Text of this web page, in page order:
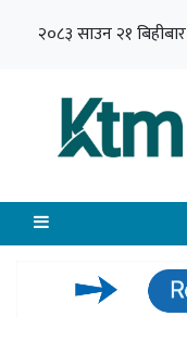
२०८३ साउन २१ बिहीबार